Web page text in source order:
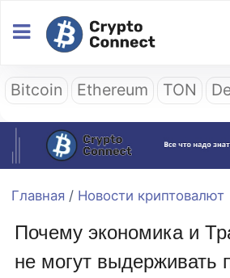
Bitcoin Ethereum TON
Главная / Новости криптовалют
Почему экономика и
не могут выдерживать